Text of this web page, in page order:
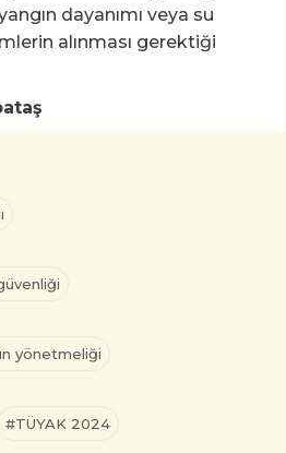
dayanımı veya su
alınması gerektiği
yönetmeliği
#TÜYAK 2024